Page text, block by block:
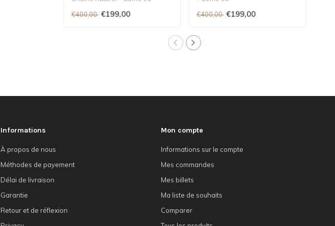
€400,00 €199,00
€400,00 €199,00
Informations
À propos de nous
Méthodes de payement
Délai de livraison
Garantie
Retour et de réflexion
Mon compte
Informations sur le compte
Mes commandes
Mes billets
Ma liste de souhaits
Comparer